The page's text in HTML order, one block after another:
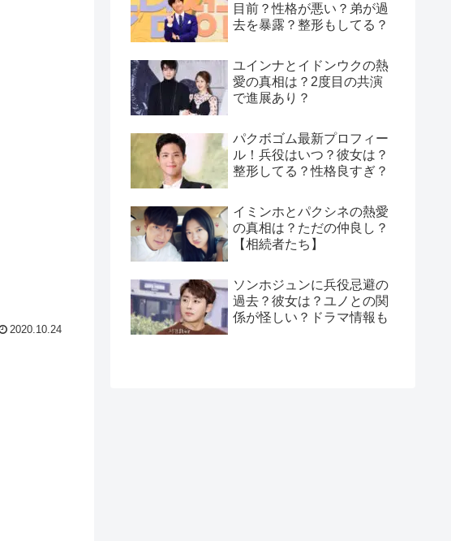
2020.10.24
目前？性格が悪い？弟が過
去を暴露？整形もしてる？
ユインナとイドンウクの熱
愛の真相は？2度目の共演
で進展あり？
パクボゴム最新プロフィー
ル！兵役はいつ？彼女は？
整形してる？性格良すぎ？
イミンホとパクシネの熱愛
の真相は？ただの仲良し？
【相続者たち】
ソンホジュンに兵役忌避の
過去？彼女は？ユノとの関
係が怪しい？ドラマ情報も